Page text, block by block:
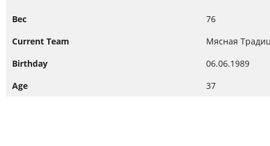
Вес
76
Current Team
Мясная
Birthday
06.06.1989
Age
37